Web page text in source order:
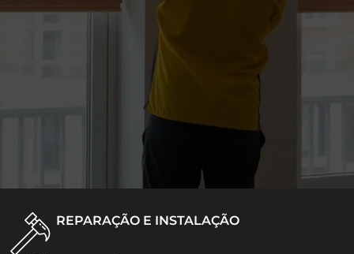
REPARAÇÃO E INSTALAÇÃO